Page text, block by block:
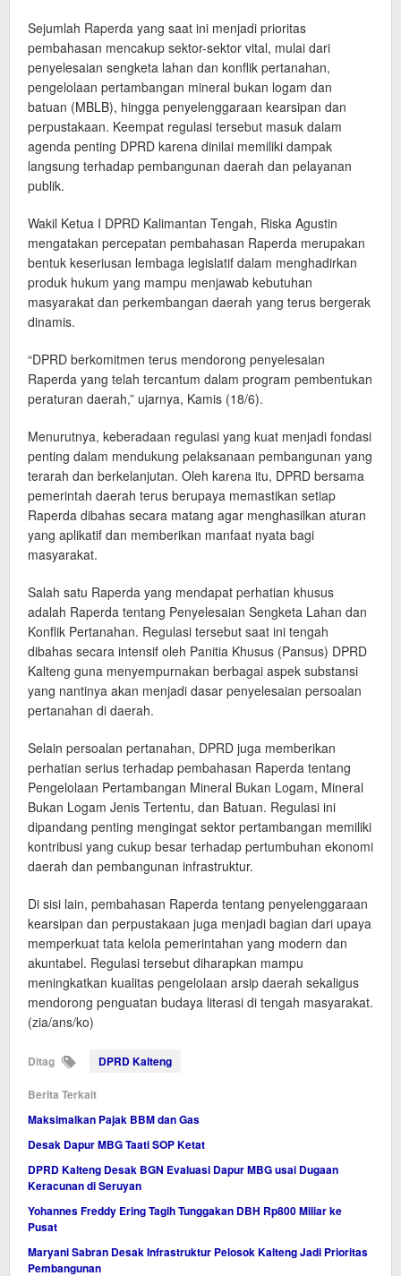
Sejumlah Raperda yang saat ini menjadi prioritas
pembahasan mencakup sektor-sektor vital, mulai dari
penyelesaian sengketa lahan dan konflik pertanahan,
pengelolaan pertambangan mineral bukan logam dan
batuan (MBLB), hingga penyelenggaraan kearsipan dan
perpustakaan. Keempat regulasi tersebut masuk dalam
agenda penting DPRD karena dinilai memiliki dampak
langsung terhadap pembangunan daerah dan pelayanan
publik.
Wakil Ketua I DPRD Kalimantan Tengah, Riska Agustin
mengatakan percepatan pembahasan Raperda merupakan
bentuk keseriusan lembaga legislatif dalam menghadirkan
produk hukum yang mampu menjawab kebutuhan
masyarakat dan perkembangan daerah yang terus bergerak
dinamis.
“DPRD berkomitmen terus mendorong penyelesaian
Raperda yang telah tercantum dalam program pembentukan
peraturan daerah,” ujarnya, Kamis (18/6).
Menurutnya, keberadaan regulasi yang kuat menjadi fondasi
penting dalam mendukung pelaksanaan pembangunan yang
terarah dan berkelanjutan. Oleh karena itu, DPRD bersama
pemerintah daerah terus berupaya memastikan setiap
Raperda dibahas secara matang agar menghasilkan aturan
yang aplikatif dan memberikan manfaat nyata bagi
masyarakat.
Salah satu Raperda yang mendapat perhatian khusus
adalah Raperda tentang Penyelesaian Sengketa Lahan dan
Konflik Pertanahan. Regulasi tersebut saat ini tengah
dibahas secara intensif oleh Panitia Khusus (Pansus) DPRD
Kalteng guna menyempurnakan berbagai aspek substansi
yang nantinya akan menjadi dasar penyelesaian persoalan
pertanahan di daerah.
Selain persoalan pertanahan, DPRD juga memberikan
perhatian serius terhadap pembahasan Raperda tentang
Pengelolaan Pertambangan Mineral Bukan Logam, Mineral
Bukan Logam Jenis Tertentu, dan Batuan. Regulasi ini
dipandang penting mengingat sektor pertambangan memiliki
kontribusi yang cukup besar terhadap pertumbuhan ekonomi
daerah dan pembangunan infrastruktur.
Di sisi lain, pembahasan Raperda tentang penyelenggaraan
kearsipan dan perpustakaan juga menjadi bagian dari upaya
memperkuat tata kelola pemerintahan yang modern dan
akuntabel. Regulasi tersebut diharapkan mampu
meningkatkan kualitas pengelolaan arsip daerah sekaligus
mendorong penguatan budaya literasi di tengah masyarakat.
(zia/ans/ko)
Ditag DPRD Kalteng
Berita Terkait
Maksimalkan Pajak BBM dan Gas
Desak Dapur MBG Taati SOP Ketat
DPRD Kalteng Desak BGN Evaluasi Dapur MBG usai Dugaan
Keracunan di Seruyan
Yohannes Freddy Ering Tagih Tunggakan DBH Rp800 Miliar ke
Pusat
Maryani Sabran Desak Infrastruktur Pelosok Kalteng Jadi Prioritas
Pembangunan